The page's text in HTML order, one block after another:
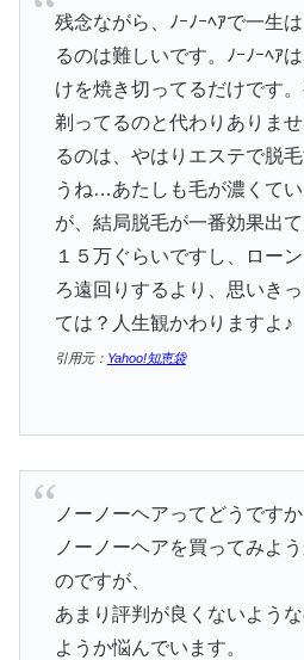
残念ながら、ﾉｰﾉｰﾍｱで一生
るのは難しいです。ﾉｰﾉｰﾍｱ
けを焼き切ってるだけです
剃ってるのと代わりありま
るのは、やはりエステで脱
うね…あたしも毛が濃くて
が、結局脱毛が一番効果出
１５万ぐらいですし、ロー
ろ遠回りするより、思いき
ては？人生観かわりますよ♪
引用元： Yahoo!知恵袋
ノーノーヘアってどうですか
ノーノーヘアを買ってみよ
のですが、
あまり評判が良くないよう
ようか悩んでいます。